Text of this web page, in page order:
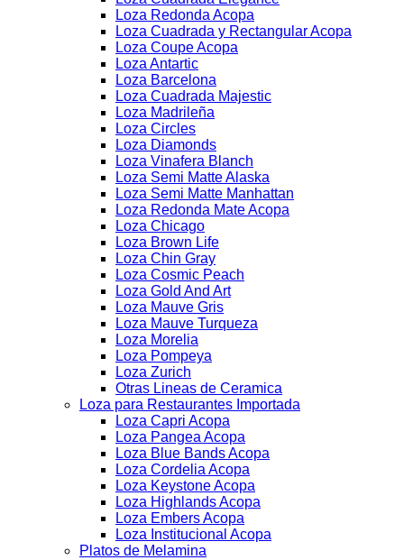
Loza Redonda Acopa
Loza Cuadrada y Rectangular Acopa
Loza Coupe Acopa
Loza Antartic
Loza Barcelona
Loza Cuadrada Majestic
Loza Madrileña
Loza Circles
Loza Diamonds
Loza Vinafera Blanch
Loza Semi Matte Alaska
Loza Semi Matte Manhattan
Loza Redonda Mate Acopa
Loza Chicago
Loza Brown Life
Loza Chin Gray
Loza Cosmic Peach
Loza Gold And Art
Loza Mauve Gris
Loza Mauve Turqueza
Loza Morelia
Loza Pompeya
Loza Zurich
Otras Lineas de Ceramica
Loza para Restaurantes Importada
Loza Capri Acopa
Loza Pangea Acopa
Loza Blue Bands Acopa
Loza Cordelia Acopa
Loza Keystone Acopa
Loza Highlands Acopa
Loza Embers Acopa
Loza Institucional Acopa
Platos de Melamina